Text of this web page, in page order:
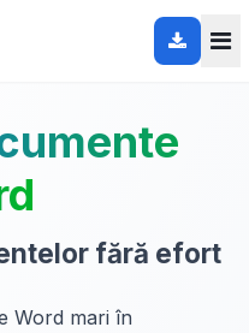
fără efort
Word mari în